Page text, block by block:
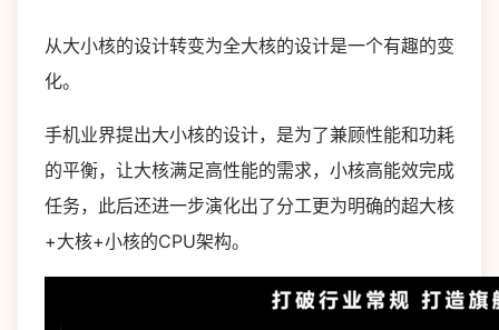
从大小核的设计转变为全大核的设计是一个有趣的变
化。
手机业界提出大小核的设计，是为了兼顾性能和功耗
的平衡，让大核满足高性能的需求，小核高能效完成
任务，此后还进一步演化出了分工更为明确的超大核
+大核+小核的CPU架构。